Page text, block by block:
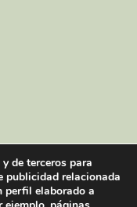
reservados
de terceros para
publicidad relacionada
perfil elaborado a